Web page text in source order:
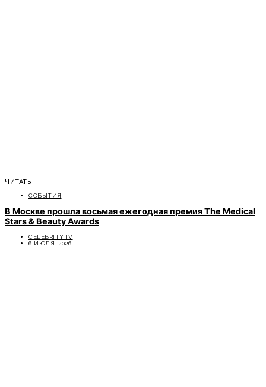
ЧИТАТЬ
СОБЫТИЯ
В Москве прошла восьмая ежегодная премия The Medical
Stars & Beauty Awards
CELEBRITYTV
6 ИЮЛЯ, 2026